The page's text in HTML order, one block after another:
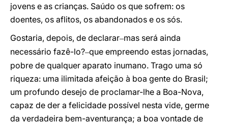
jovens e as crianças. Saúdo os que sofrem: os
doentes, os aflitos, os abandonados e os sós.
Gostaria, depois, de declarar–mas será ainda
necessário fazê-lo?–que empreendo estas jornadas,
pobre de qualquer aparato inumano. Trago uma só
riqueza: uma ilimitada afeição à boa gente do Brasil;
um profundo desejo de proclamar-lhe a Boa-Nova,
capaz de der a felicidade possível nesta vide, germe
da verdadeira bem-aventurança; a boa vontade de